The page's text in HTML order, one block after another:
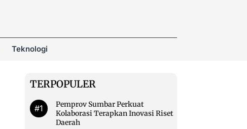
Teknologi
TERPOPULER
#1
Pemprov Sumbar Perkuat
Kolaborasi Terapkan Inovasi Riset
Daerah